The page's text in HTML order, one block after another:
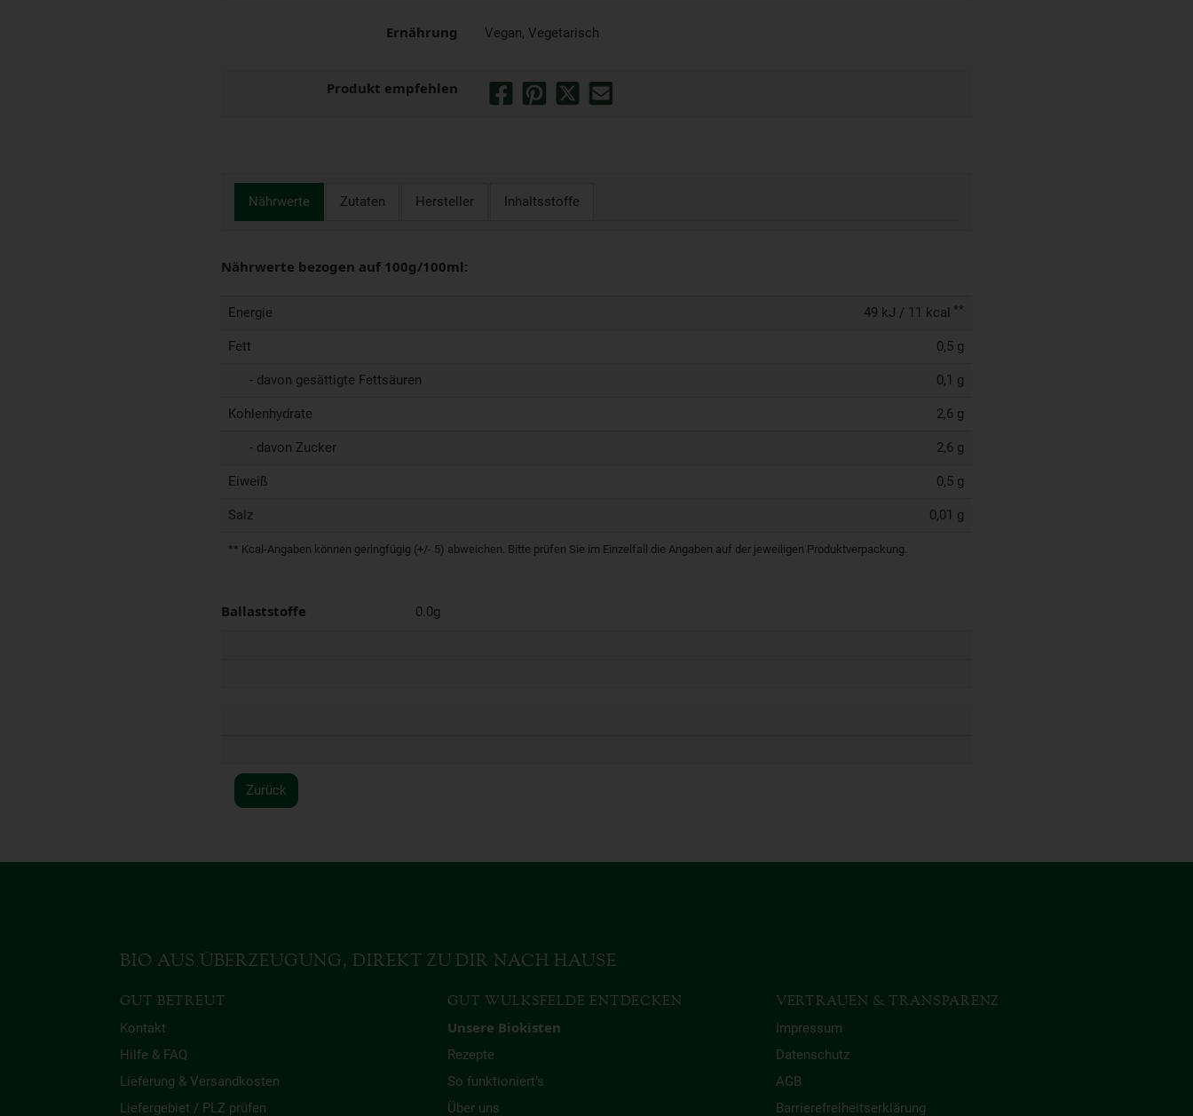
Ernährung Vegan, Vegetarisch
Produkt empfehlen
Nährwerte Zutaten Hersteller Inhaltsstoffe
Nährwerte bezogen auf 100g/100ml:
Energie 49 kJ / 11 kcal **
Fett 0,5 g
- davon gesättigte Fettsäuren 0,1 g
Kohlenhydrate 2,6 g
- davon Zucker 2,6 g
Eiweiß 0,5 g
Salz 0,01 g
** Kcal-Angaben können geringfügig (+/- 5) abweichen. Bitte prüfen Sie im Einzelfall die Angaben auf der jeweiligen Produktverpackung.
Ballaststoffe 0.0g
Zurück
BIO AUS ÜBERZEUGUNG, DIREKT ZU DIR NACH HAUSE
GUT BETREUT
Kontakt
Hilfe & FAQ
Lieferung & Versandkosten
Liefergebiet / PLZ prüfen
GUT WULKSFELDE ENTDECKEN
Unsere Biokisten
Rezepte
So funktioniert’s
Über uns
VERTRAUEN & TRANSPARENZ
Impressum
Datenschutz
AGB
Barrierefreiheitserklärung